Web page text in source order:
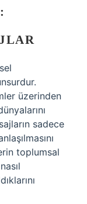
üzerinden
sadece
toplumsal